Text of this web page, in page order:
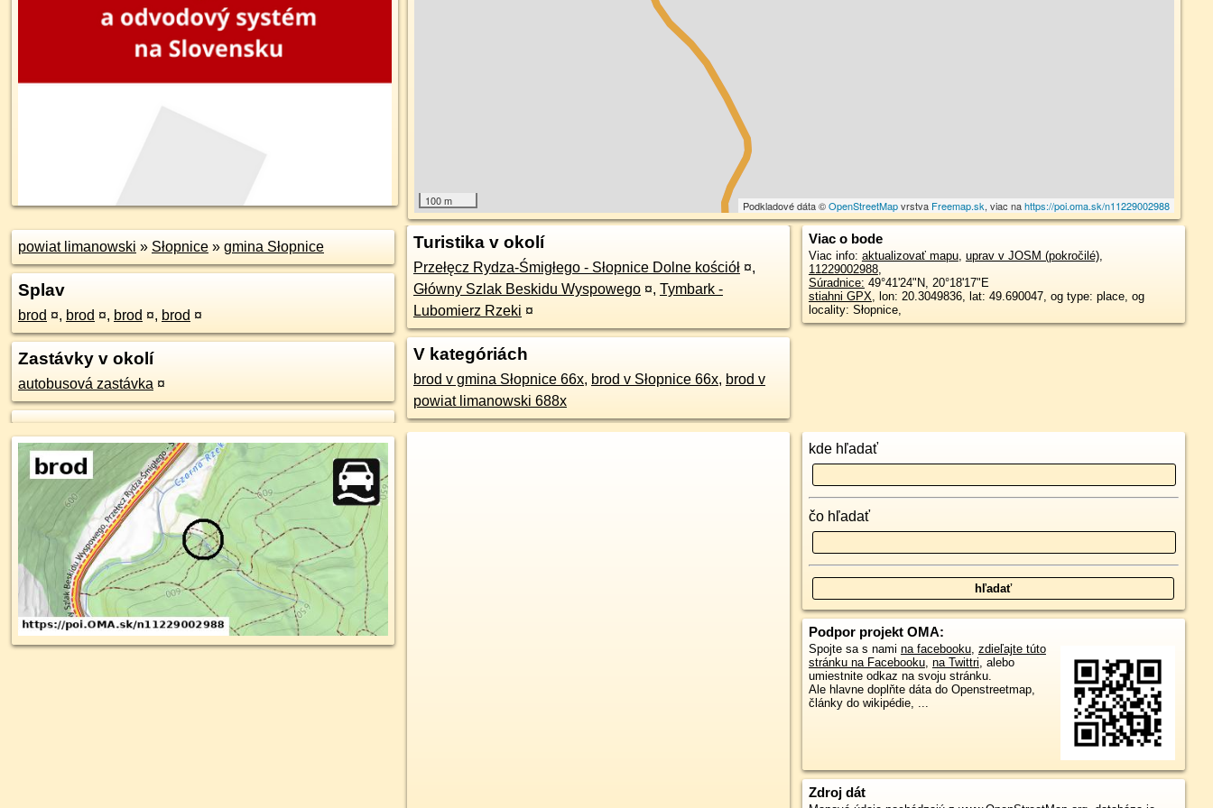
100 m Podkladové dáta ©OpenStreetMapvrstva Freemap.sk, viac nahttps://poi.oma.sk/n11229002988
powiat limanowski » Słopnice » gmina Słopnice
Splav
brod ¤, brod ¤, brod ¤, brod ¤
Zastávky v okolí
autobusová zastávka ¤
Turistika v okolí
Przełęcz Rydza-Śmigłego - Słopnice Dolne kościół ¤,
Główny Szlak Beskidu Wyspowego ¤, Tymbark -
Lubomierz Rzeki ¤
V kategóriách
brod v gmina Słopnice 66x, brod v Słopnice 66x, brod v
powiat limanowski 688x
Viac o bode
Viac info: aktualizovať mapu, uprav v JOSM (pokročilé),
11229002988,
Súradnice: 49°41'24"N, 20°18'17"E
stiahni GPX, lon: 20.3049836, lat: 49.690047, og type: place, og
locality: Słopnice,
kde hľadať
čo hľadať
Podpor projekt OMA:
Spojte sa s nami na facebooku, zdieľajte túto
stránku na Facebooku, na Twittri, alebo
umiestnite odkaz na svoju stránku.
Ale hlavne doplňte dáta do Openstreetmap,
články do wikipédie, ...
Zdroj dát